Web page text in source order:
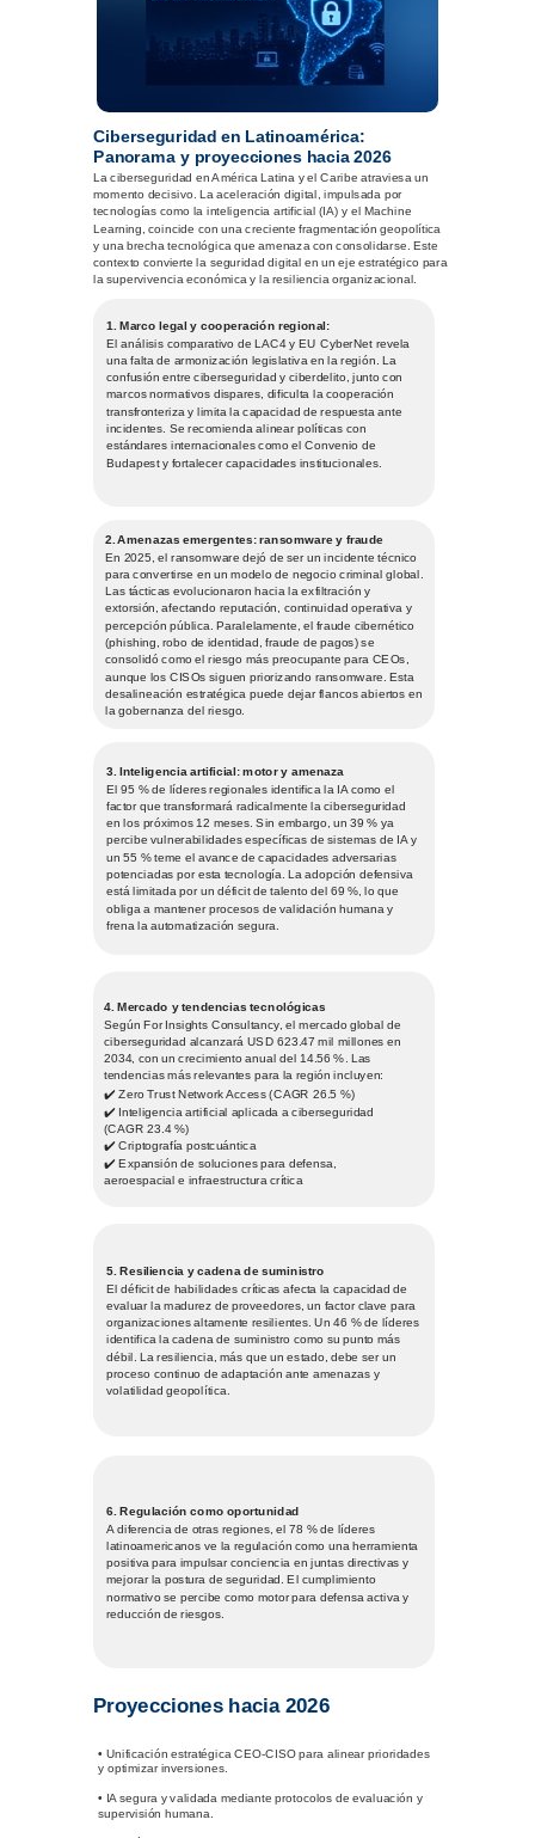
Ciberseguridad en Latinoamérica:
Panorama y proyecciones hacia 2026
La ciberseguridad en América Latina y el Caribe atraviesa un
momento decisivo. La aceleración digital, impulsada por
tecnologías como la inteligencia artificial (IA) y el Machine
Learning, coincide con una creciente fragmentación geopolítica
y una brecha tecnológica que amenaza con consolidarse. Este
contexto convierte la seguridad digital en un eje estratégico para
la supervivencia económica y la resiliencia organizacional.
1. Marco legal y cooperación regional:
El análisis comparativo de LAC4 y EU CyberNet revela
una falta de armonización legislativa en la región. La
confusión entre ciberseguridad y ciberdelito, junto con
marcos normativos dispares, dificulta la cooperación
transfronteriza y limita la capacidad de respuesta ante
incidentes. Se recomienda alinear políticas con
estándares internacionales como el Convenio de
Budapest y fortalecer capacidades institucionales.
2. Amenazas emergentes: ransomware y fraude
En 2025, el ransomware dejó de ser un incidente técnico
para convertirse en un modelo de negocio criminal global.
Las tácticas evolucionaron hacia la exfiltración y
extorsión, afectando reputación, continuidad operativa y
percepción pública. Paralelamente, el fraude cibernético
(phishing, robo de identidad, fraude de pagos) se
consolidó como el riesgo más preocupante para CEOs,
aunque los CISOs siguen priorizando ransomware. Esta
desalineación estratégica puede dejar flancos abiertos en
la gobernanza del riesgo.
3. Inteligencia artificial: motor y amenaza
El 95 % de líderes regionales identifica la IA como el
factor que transformará radicalmente la ciberseguridad
en los próximos 12 meses. Sin embargo, un 39 % ya
percibe vulnerabilidades específicas de sistemas de IA y
un 55 % teme el avance de capacidades adversarias
potenciadas por esta tecnología. La adopción defensiva
está limitada por un déficit de talento del 69 %, lo que
obliga a mantener procesos de validación humana y
frena la automatización segura.
✔️ Zero Trust Network Access (CAGR 26.5 %)
✔️ Inteligencia artificial aplicada a ciberseguridad
(CAGR 23.4 %)
✔️ Criptografía postcuántica
✔️ Expansión de soluciones para defensa,
aeroespacial e infraestructura crítica
4. Mercado y tendencias tecnológicas
Según For Insights Consultancy, el mercado global de
ciberseguridad alcanzará USD 623.47 mil millones en
2034, con un crecimiento anual del 14.56 %. Las
tendencias más relevantes para la región incluyen:
5. Resiliencia y cadena de suministro
El déficit de habilidades críticas afecta la capacidad de
evaluar la madurez de proveedores, un factor clave para
organizaciones altamente resilientes. Un 46 % de líderes
identifica la cadena de suministro como su punto más
débil. La resiliencia, más que un estado, debe ser un
proceso continuo de adaptación ante amenazas y
volatilidad geopolítica.
6. Regulación como oportunidad
A diferencia de otras regiones, el 78 % de líderes
latinoamericanos ve la regulación como una herramienta
positiva para impulsar conciencia en juntas directivas y
mejorar la postura de seguridad. El cumplimiento
normativo se percibe como motor para defensa activa y
reducción de riesgos.
Proyecciones hacia 2026
• Unificación estratégica CEO-CISO para alinear prioridades
y optimizar inversiones.
• IA segura y validada mediante protocolos de evaluación y
supervisión humana.